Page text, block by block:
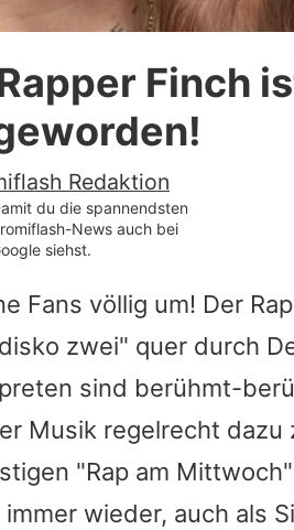
Utiq verwalten
Finch
Redaktion
du die spannendsten
News auch bei
siehst.
Fans völlig um! Der
zwei" quer durch
sind berühmt-
Musik regelrecht dazu
"Rap am
wieder, auch als